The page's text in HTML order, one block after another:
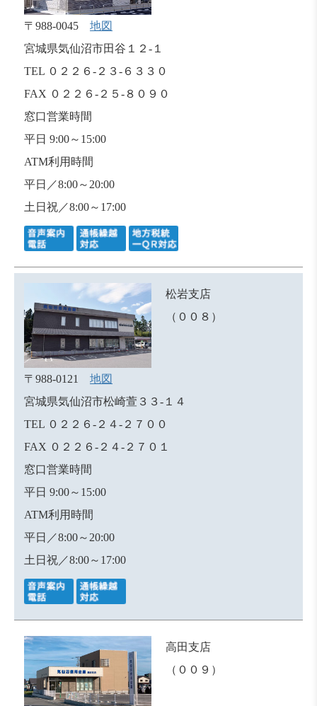
〒988-0045 地図
宮城県気仙沼市田谷１２-１
TEL ０２２６-２３-６３３０
FAX ０２２６-２５-８０９０
窓口営業時間
平日 9:00～15:00
ATM利用時間
平日／8:00～20:00
土日祝／8:00～17:00
松岩支店
（００８）
〒988-0121 地図
宮城県気仙沼市松崎萱３３-１４
TEL ０２２６-２４-２７００
FAX ０２２６-２４-２７０１
窓口営業時間
平日 9:00～15:00
ATM利用時間
平日／8:00～20:00
土日祝／8:00～17:00
高田支店
（００９）